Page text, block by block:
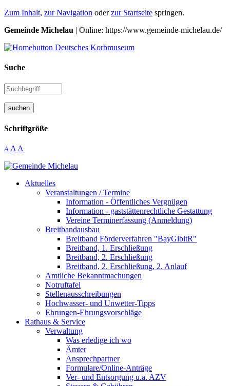
Zum Inhalt, zur Navigation oderzur Startseite springen.
Gemeinde Michelau | Online: https://www.gemeinde-michelau.de/
Suche
suchen
Schriftgröße
A A A
Aktuelles
Veranstaltungen / Termine
Information - Öffentliches Vergnügen
Information - gaststättenrechtliche Gestattung
Vereine Terminerfassung (Anmeldung)
Breitbandausbau
Breitband Förderverfahren "BayGibitR"
Breitband, 1. Erschließung
Breitband, 2. Erschließung
Breitband, 2. Erschließung, 2. Anlauf
Amtliche Bekanntmachungen
Notruftafel
Stellenausschreibungen
Hochwasser- und Unwetter-Tipps
Ehrungen-Ehrungsvorschläge
Rathaus & Service
Verwaltung
Was erledige ich wo
Ämter
Ansprechpartner
Formulare/Online-Anträge
Ver- und Entsorgung u.a. AZV